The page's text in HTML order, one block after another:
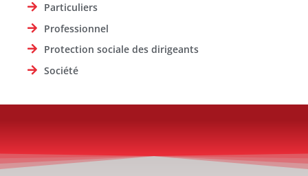
Particuliers
Professionnel
Protection sociale des dirigeants
Société